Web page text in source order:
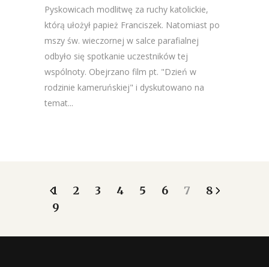
Pyskowicach modlitwę za ruchy katolickie,
którą ułożył papież Franciszek. Natomiast po
mszy św. wieczornej w salce parafialnej
odbyło się spotkanie uczestników tej
wspólnoty. Obejrzano film pt. "Dzień w
rodzinie kameruńskiej" i dyskutowano na
temat...
1 2 3 4 5 6 7
8
9